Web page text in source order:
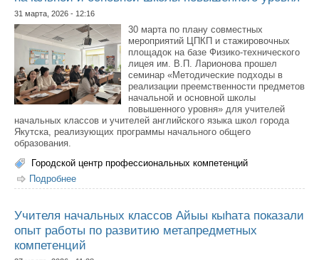
31 марта, 2026 - 12:16
30 марта по плану совместных
мероприятий ЦПКП и стажировочных
площадок на базе Физико-технического
лицея им. В.П. Ларионова прошел
семинар «Методические подходы в
реализации преемственности предметов
начальной и основной школы
повышенного уровня» для учителей
начальных классов и учителей английского языка школ города
Якутска, реализующих программы начального общего
образования.
Городской центр профессиональных компетенций
Подробнее
реализации преемственности предметов начальной и
Учителя начальных классов Айыы кыhата показали
опыт работы по развитию метапредметных
компетенций